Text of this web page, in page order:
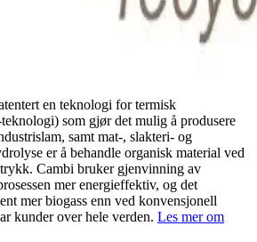
en teknologi for termisk
som gjør det mulig å produsere
samt mat-, slakteri- og
er å behandle organisk material ved
Cambi bruker gjenvinning av
mer energieffektiv, og det
mer biogass enn ved konvensjonell
kunder over hele verden. Les mer om